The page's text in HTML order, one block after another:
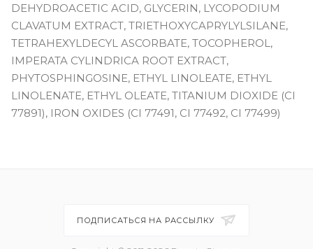
DEHYDROACETIC ACID, GLYCERIN, LYCOPODIUM
CLAVATUM EXTRACT, TRIETHOXYCAPRYLYLSILANE,
TETRAHEXYLDECYL ASCORBATE, TOCOPHEROL,
IMPERATA CYLINDRICA ROOT EXTRACT,
PHYTOSPHINGOSINE, ETHYL LINOLEATE, ETHYL
LINOLENATE, ETHYL OLEATE, TITANIUM DIOXIDE (CI
77891), IRON OXIDES (CI 77491, CI 77492, CI 77499)
ПОДПИСАТЬСЯ НА РАССЫЛКУ